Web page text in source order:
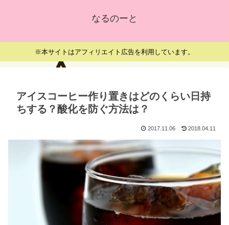
なるのーと
※本サイトはアフィリエイト広告を利用しています。
アイスコーヒー作り置きはどのくらい日持
ちする？酸化を防ぐ方法は？
2017.11.06 2018.04.11